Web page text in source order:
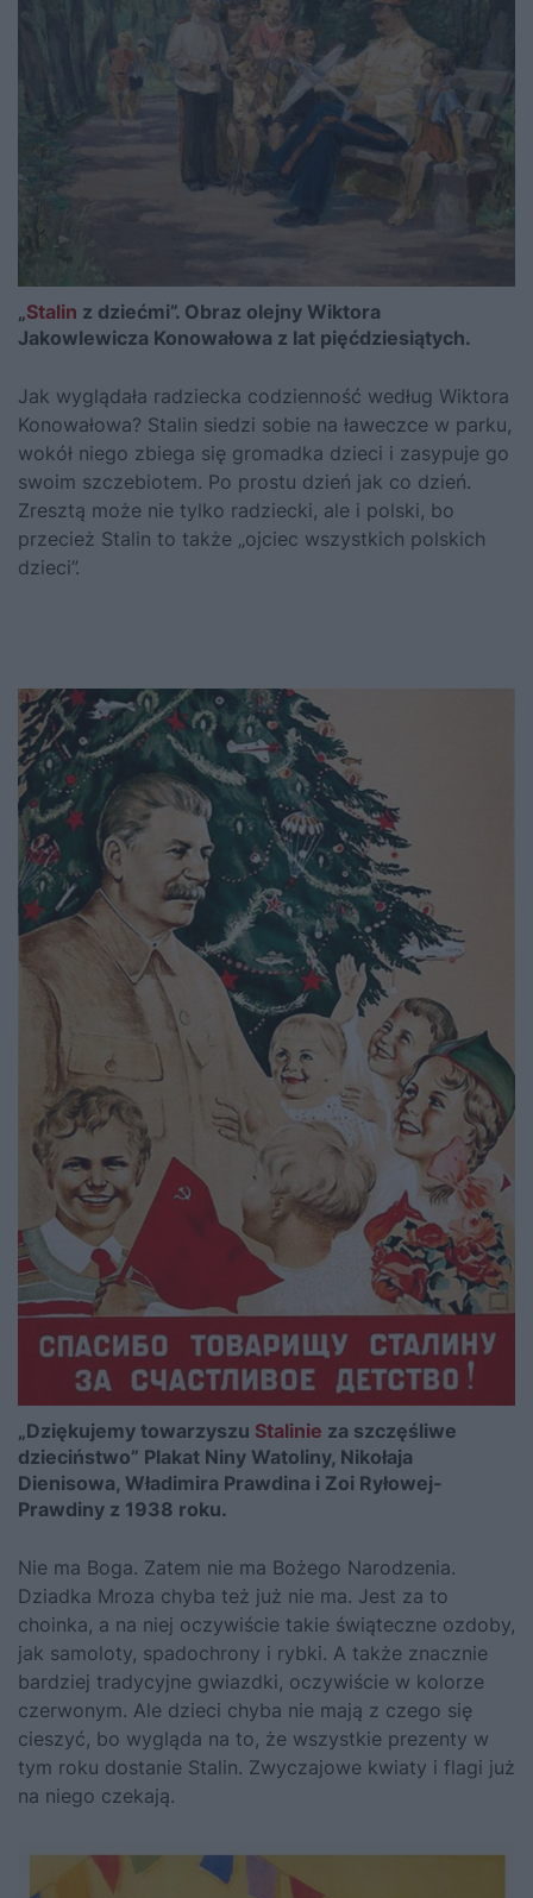
„Stalin z dziećmi”. Obraz olejny Wiktora
Jakowlewicza Konowałowa z lat pięćdziesiątych.
Jak wyglądała radziecka codzienność według Wiktora
Konowałowa? Stalin siedzi sobie na ławeczce w parku,
wokół niego zbiega się gromadka dzieci i zasypuje go
swoim szczebiotem. Po prostu dzień jak co dzień.
Zresztą może nie tylko radziecki, ale i polski, bo
przecież Stalin to także „ojciec wszystkich polskich
dzieci”.
„Dziękujemy towarzyszu Stalinie za szczęśliwe
dzieciństwo” Plakat Niny Watoliny, Nikołaja
Dienisowa, Władimira Prawdina i Zoi Ryłowej-
Prawdiny z 1938 roku.
Nie ma Boga. Zatem nie ma Bożego Narodzenia.
Dziadka Mroza chyba też już nie ma. Jest za to
choinka, a na niej oczywiście takie świąteczne ozdoby,
jak samoloty, spadochrony i rybki. A także znacznie
bardziej tradycyjne gwiazdki, oczywiście w kolorze
czerwonym. Ale dzieci chyba nie mają z czego się
cieszyć, bo wygląda na to, że wszystkie prezenty w
tym roku dostanie Stalin. Zwyczajowe kwiaty i flagi już
na niego czekają.